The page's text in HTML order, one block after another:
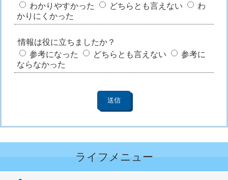
わかりやすかった
どちらとも言えない
わ
かりにくかった
情報は役に立ちましたか？
参考になった
どちらとも言えない
参考に
ならなかった
ライフメニュー